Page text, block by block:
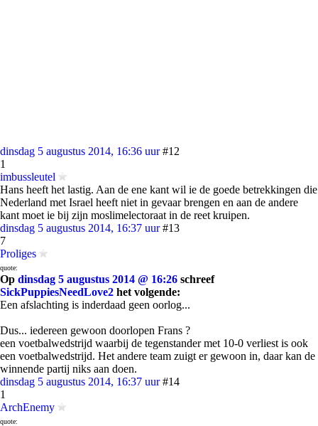
dinsdag 5 augustus 2014, 16:36 uur #12
1
imbussleutel
Hans heeft het lastig. Aan de ene kant wil ie de goede betrekkingen die
Nederland met Israel heeft niet in gevaar brengen en aan de andere
kant moet ie bij zijn moslimelectoraat in de reet kruipen.
dinsdag 5 augustus 2014, 16:37 uur #13
7
Proliges
quote:
Op dinsdag 5 augustus 2014 @ 16:26 schreef
SickPuppiesNeedLove2 het volgende:
Een afslachting is inderdaad geen oorlog...
Dus... iedereen gewoon doorlopen Frans ?
een voetbalwedstrijd waarbij de tegenstander met 10-0 verliest is ook
een voetbalwedstrijd. Het andere team zuigt er gewoon in, daar kan de
winnende partij niks aan doen.
dinsdag 5 augustus 2014, 16:37 uur #14
1
ArchEnemy
quote: